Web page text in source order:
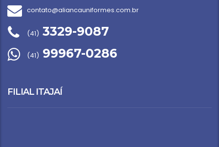
contato@aliancauniformes.com.br
(41) 3329-9087
(41) 99967-0286
FILIAL ITAJAÍ